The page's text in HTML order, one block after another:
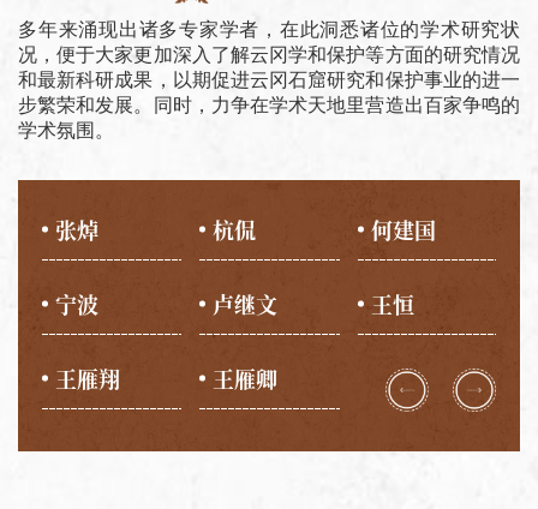
多年来涌现出诸多专家学者，在此洞悉诸位的学术研究状
况，便于大家更加深入了解云冈学和保护等方面的研究情况
和最新科研成果，以期促进云冈石窟研究和保护事业的进一
步繁荣和发展。同时，力争在学术天地里营造出百家争鸣的
学术氛围。
张焯 杭侃 何建国
宁波 卢继文 王恒
王雁翔 王雁卿
云冈图案
中国石窟雕塑全集3—云冈
中国石窟寺研究
中国石窟艺术总论
中国石窟云冈石窟（一、二）